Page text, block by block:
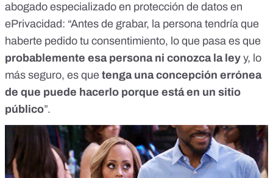
abogado especializado en protección de datos en
ePrivacidad: “Antes de grabar, la persona tendría que
haberte pedido tu consentimiento, lo que pasa es que
probablemente esa persona ni conozca la ley y, lo
más seguro, es que tenga una concepción errónea
de que puede hacerlo porque está en un sitio
público”.